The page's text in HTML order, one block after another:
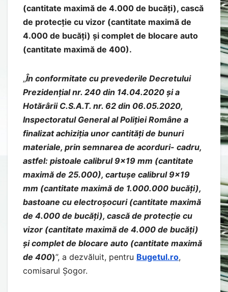
(cantitate maximă de 4.000 de bucăți), cască
de protecție cu vizor (cantitate maximă de
4.000 de bucăți) și complet de blocare auto
(cantitate maximă de 400).
„În conformitate cu prevederile Decretului
Prezidențial nr. 240 din 14.04.2020 și a
Hotărârii C.S.A.T. nr. 62 din 06.05.2020,
Inspectoratul General al Poliției Române a
finalizat achiziția unor cantități de bunuri
materiale, prin semnarea de acorduri- cadru,
astfel: pistoale calibrul 9×19 mm (cantitate
maximă de 25.000), cartușe calibrul 9×19
mm (cantitate maximă de 1.000.000 bucăți),
bastoane cu electroșocuri (cantitate maximă
de 4.000 de bucăți), cască de protecție cu
vizor (cantitate maximă de 4.000 de bucăți)
și complet de blocare auto (cantitate maximă
de 400)”, a dezvăluit, pentru Bugetul.ro,
comisarul Șogor.